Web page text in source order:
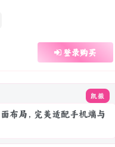
登录购买
凯撒
布局，完美适配手机端与